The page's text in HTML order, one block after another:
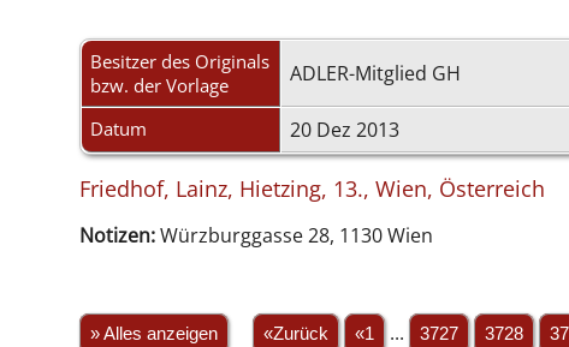
Besitzer des Originals
bzw. der Vorlage
ADLER-Mitglied GH
Datum 20 Dez 2013
Friedhof, Lainz, Hietzing, 13., Wien, Österreich
Notizen:Würzburggasse 28, 1130 Wien
» Alles anzeigen «Zurück «1 ... 3727 3728